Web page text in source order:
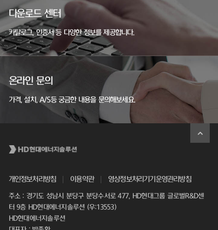
다운로드 센터
카탈로그, 인증서 등 다양한 정보를 제공합니다.
온라인 문의
가격, 설치, A/S등 궁금한 내용을 문의해보세요.
개인정보처리방침 이용약관 영상정보처리기기운영관리방침
주소 : 경기도 성남시 분당구 분당수서로 477, HD현대그룹 글로벌R&D센
터 9층 HD현대에너지솔루션 (우:13553)
HD현대에너지솔루션